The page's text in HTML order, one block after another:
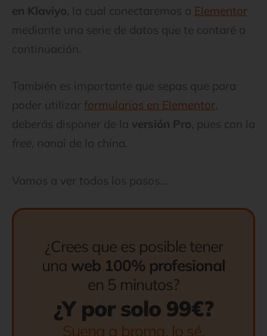
en Klaviyo, la cual conectaremos a Elementor
mediante una serie de datos que te contaré a
continuación.
También es importante que sepas que para
poder utilizar formularios en Elementor,
deberás disponer de la versión Pro, pues con la
free, nanai de la china.
Vamos a ver todos los pasos…
¿Crees que es posible tener
una web 100% profesional
en 5 minutos?
¿Y por solo 99€?
Suena a broma, lo sé.